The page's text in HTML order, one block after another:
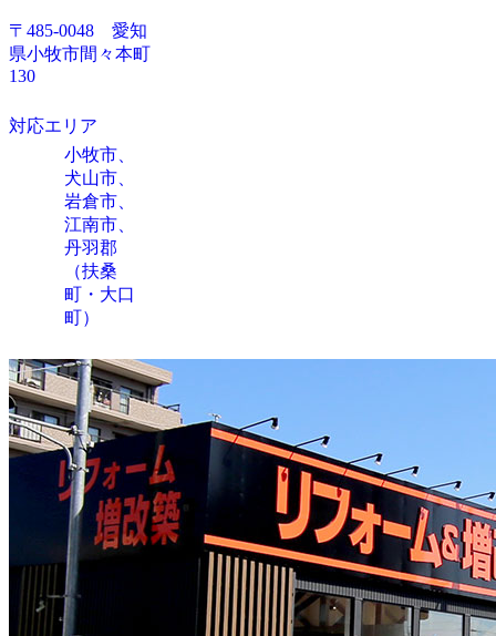
〒485-0048 愛知
県小牧市間々本町
130
対応エリア
小牧市、
犬山市、
岩倉市、
江南市、
丹羽郡
（扶桑
町・大口
町）